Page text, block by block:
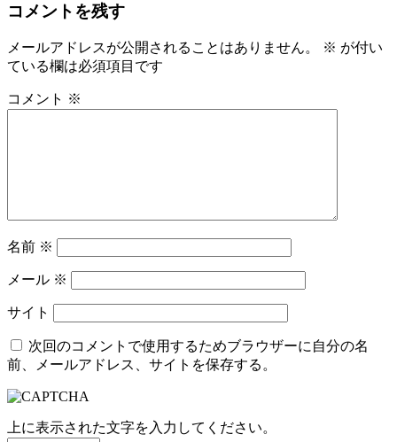
コメントを残す
メールアドレスが公開されることはありません。 ※ が付い
ている欄は必須項目です
コメント ※
名前 ※
メール ※
サイト
次回のコメントで使用するためブラウザーに自分の名
前、メールアドレス、サイトを保存する。
上に表示された文字を入力してください。